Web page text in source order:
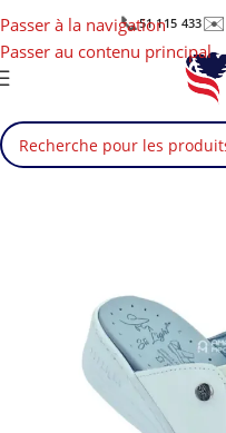
Passer à la navigation
Passer au contenu principal
📞51 115 433✉️